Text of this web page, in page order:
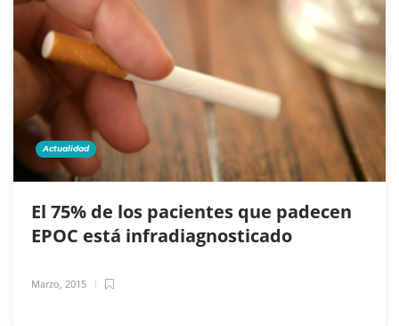
Actualidad
El 75% de los pacientes que padecen
EPOC está infradiagnosticado
Marzo, 2015